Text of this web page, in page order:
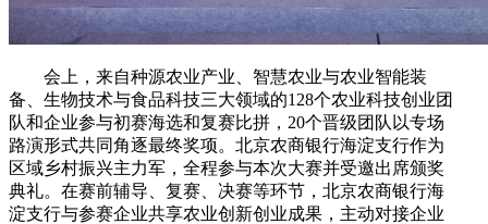
会上，来自种源农业产业、智慧农业与农业智能装
备、生物技术与食品科技三大领域的128个农业科技创业团
队和企业参与初赛海选和复赛比拼，20个晋级团队以专场
路演形式共同角逐最终奖项。北京农商银行海淀支行作为
区域乡村振兴主力军，全程参与本次大赛并受邀出席颁奖
典礼。在赛前辅导、复赛、决赛等环节，北京农商银行海
淀支行与参赛企业共享农业创新创业成果，主动对接企业